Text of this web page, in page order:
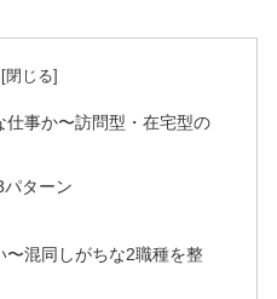
事か〜訪問型・在宅型の
ターン
〜混同しがちな2職種を整